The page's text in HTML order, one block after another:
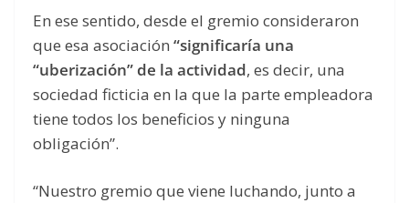
En ese sentido, desde el gremio consideraron
que esa asociación “significaría una
“uberización” de la actividad, es decir, una
sociedad ficticia en la que la parte empleadora
tiene todos los beneficios y ninguna
obligación”.
“Nuestro gremio que viene luchando, junto a